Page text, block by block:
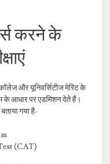
करने के
और यूनिवर्सिटीज मेरिट के
आधार पर एडमिशन देते हैं।
गया है-
(CAT)